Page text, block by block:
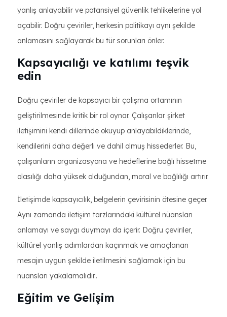
yanlış anlayabilir ve potansiyel güvenlik tehlikelerine yol
açabilir. Doğru çeviriler, herkesin politikayı aynı şekilde
anlamasını sağlayarak bu tür sorunları önler.
Kapsayıcılığı ve katılımı teşvik
edin
Doğru çeviriler de kapsayıcı bir çalışma ortamının
geliştirilmesinde kritik bir rol oynar. Çalışanlar şirket
iletişimini kendi dillerinde okuyup anlayabildiklerinde,
kendilerini daha değerli ve dahil olmuş hissederler. Bu,
çalışanların organizasyona ve hedeflerine bağlı hissetme
olasılığı daha yüksek olduğundan, moral ve bağlılığı artırır.
İletişimde kapsayıcılık, belgelerin çevirisinin ötesine geçer.
Aynı zamanda iletişim tarzlarındaki kültürel nüansları
anlamayı ve saygı duymayı da içerir. Doğru çeviriler,
kültürel yanlış adımlardan kaçınmak ve amaçlanan
mesajın uygun şekilde iletilmesini sağlamak için bu
nüansları yakalamalıdır..
Eğitim ve Gelişim